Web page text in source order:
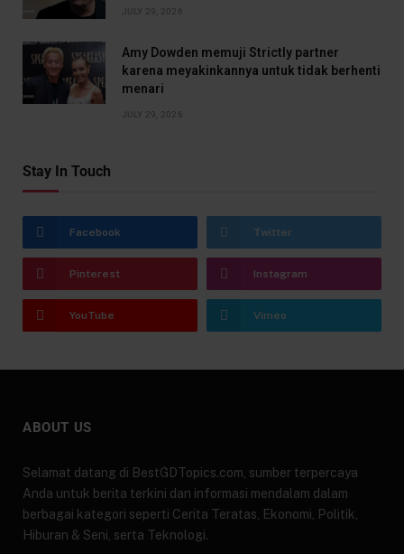
JULY 29, 2026
Amy Dowden memuji Strictly partner
karena meyakinkannya untuk tidak berhenti
menari
JULY 29, 2026
Stay In Touch
Facebook Twitter
Pinterest Instagram
YouTube Vimeo
ABOUT US
Selamat datang di BestGDTopics.com, sumber terpercaya
Anda untuk berita terkini dan informasi mendalam dalam
berbagai kategori seperti Cerita Teratas, Ekonomi, Politik,
Hiburan & Seni, serta Teknologi.